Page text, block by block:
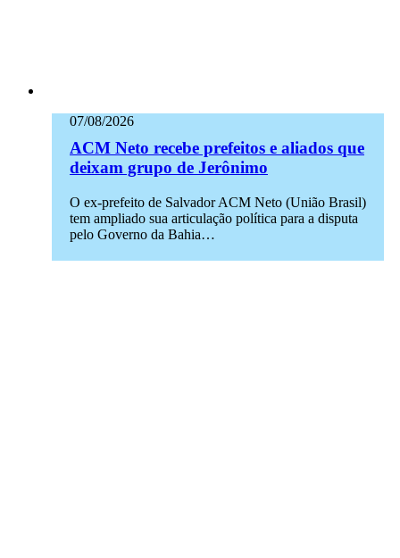
07/08/2026
ACM Neto recebe prefeitos e aliados que
deixam grupo de Jerônimo
O ex-prefeito de Salvador ACM Neto (União Brasil)
tem ampliado sua articulação política para a disputa
pelo Governo da Bahia…